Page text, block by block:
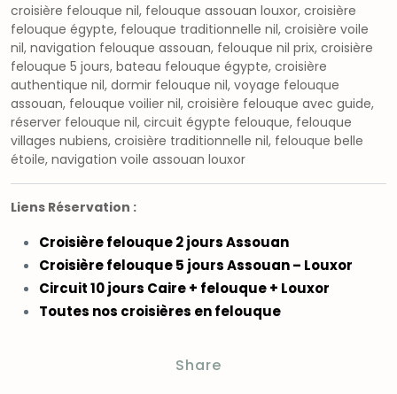
croisière felouque nil, felouque assouan louxor, croisière
felouque égypte, felouque traditionnelle nil, croisière voile
nil, navigation felouque assouan, felouque nil prix, croisière
felouque 5 jours, bateau felouque égypte, croisière
authentique nil, dormir felouque nil, voyage felouque
assouan, felouque voilier nil, croisière felouque avec guide,
réserver felouque nil, circuit égypte felouque, felouque
villages nubiens, croisière traditionnelle nil, felouque belle
étoile, navigation voile assouan louxor
Liens Réservation :
Croisière felouque 2 jours Assouan
Croisière felouque 5 jours Assouan – Louxor
Circuit 10 jours Caire + felouque + Louxor
Toutes nos croisières en felouque
Share